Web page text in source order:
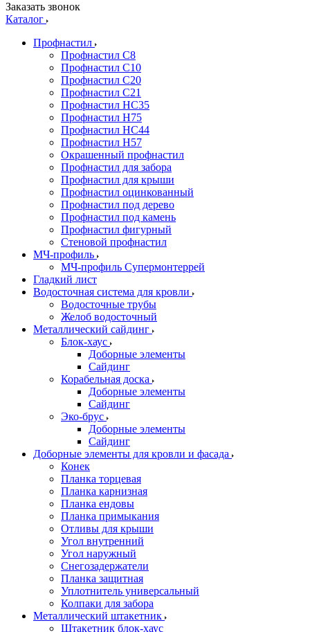
Заказать звонок
Каталог
Профнастил
Профнастил С8
Профнастил С10
Профнастил С20
Профнастил С21
Профнастил НС35
Профнастил Н75
Профнастил HC44
Профнастил Н57
Окрашенный профнастил
Профнастил для забора
Профнастил для крыши
Профнастил оцинкованный
Профнастил под дерево
Профнастил под камень
Профнастил фигурный
Стеновой профнастил
МЧ-профиль
МЧ-профиль Супермонтеррей
Гладкий лист
Водосточная система для кровли
Водосточные трубы
Желоб водосточный
Металлический сайдинг
Блок-хаус
Доборные элементы
Сайдинг
Корабельная доска
Доборные элементы
Сайдинг
Эко-брус
Доборные элементы
Сайдинг
Доборные элементы для кровли и фасада
Конек
Планка торцевая
Планка карнизная
Планка ендовы
Планка примыкания
Отливы для крыши
Угол внутренний
Угол наружный
Снегозадержатели
Планка защитная
Уплотнитель универсальный
Колпаки для забора
Металлический штакетник
Штакетник блок-хаус